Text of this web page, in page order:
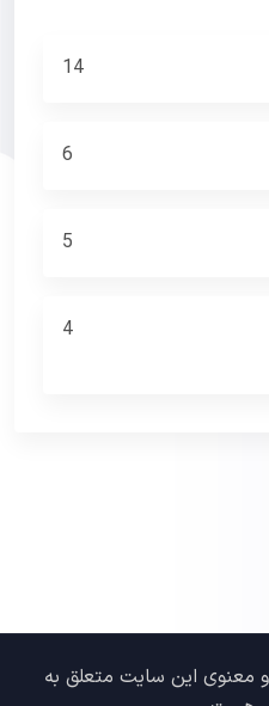
14
6
5
4